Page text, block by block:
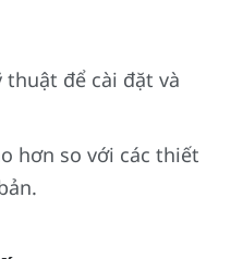
thuật để cài đặt và
hơn so với các thiết